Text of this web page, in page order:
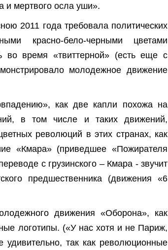
и мертвого осла уши».
2011 года требовала политических
красно-бело-черными цветами
во время «твиттерной» (есть еще с
молодежное движение
как две капли похожа на
в том числе и таких движений,
революций в этих странах, как
«Кмара» (приведшее «Пожирателя
с грузинского – Кмара - звучит
предшественника (движения «6
движения «Оборона», как
логотипы. («У нас хотя и не Париж,
так как революционные